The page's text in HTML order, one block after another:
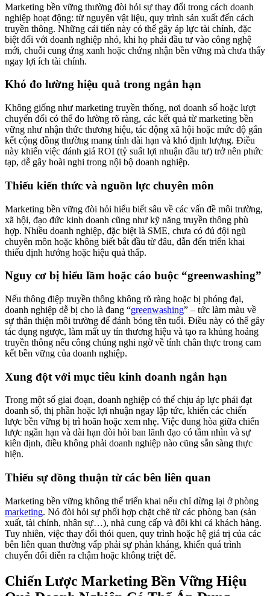
Marketing bền vững thường đòi hỏi sự thay đổi trong cách doanh
nghiệp hoạt động: từ nguyên vật liệu, quy trình sản xuất đến cách
truyền thông. Những cải tiến này có thể gây áp lực tài chính, đặc
biệt đối với doanh nghiệp nhỏ, khi họ phải đầu tư vào công nghệ
mới, chuỗi cung ứng xanh hoặc chứng nhận bền vững mà chưa thấy
ngay lợi ích tài chính.
Khó đo lường hiệu quả trong ngắn hạn
Không giống như marketing truyền thống, nơi doanh số hoặc lượt
chuyển đổi có thể đo lường rõ ràng, các kết quả từ marketing bền
vững như nhận thức thương hiệu, tác động xã hội hoặc mức độ gắn
kết cộng đồng thường mang tính dài hạn và khó định lượng. Điều
này khiến việc đánh giá ROI (tỷ suất lợi nhuận đầu tư) trở nên phức
tạp, dễ gây hoài nghi trong nội bộ doanh nghiệp.
Thiếu kiến thức và nguồn lực chuyên môn
Marketing bền vững đòi hỏi hiểu biết sâu về các vấn đề môi trường,
xã hội, đạo đức kinh doanh cũng như kỹ năng truyền thông phù
hợp. Nhiều doanh nghiệp, đặc biệt là SME, chưa có đủ đội ngũ
chuyên môn hoặc không biết bắt đầu từ đâu, dẫn đến triển khai
thiếu định hướng hoặc hiệu quả thấp.
Nguy cơ bị hiểu lầm hoặc cáo buộc “greenwashing”
Nếu thông điệp truyền thông không rõ ràng hoặc bị phóng đại,
doanh nghiệp dễ bị cho là đang “greenwashing” – tức làm màu về
sự thân thiện môi trường để đánh bóng tên tuổi. Điều này có thể gây
tác dụng ngược, làm mất uy tín thương hiệu và tạo ra khủng hoảng
truyền thông nếu công chúng nghi ngờ về tính chân thực trong cam
kết bền vững của doanh nghiệp.
Xung đột với mục tiêu kinh doanh ngắn hạn
Trong một số giai đoạn, doanh nghiệp có thể chịu áp lực phải đạt
doanh số, thị phần hoặc lợi nhuận ngay lập tức, khiến các chiến
lược bền vững bị trì hoãn hoặc xem nhẹ. Việc dung hòa giữa chiến
lược ngắn hạn và dài hạn đòi hỏi ban lãnh đạo có tầm nhìn và sự
kiên định, điều không phải doanh nghiệp nào cũng sẵn sàng thực
hiện.
Thiếu sự đồng thuận từ các bên liên quan
Marketing bền vững không thể triển khai nếu chỉ dừng lại ở phòng
marketing. Nó đòi hỏi sự phối hợp chặt chẽ từ các phòng ban (sản
xuất, tài chính, nhân sự…), nhà cung cấp và đôi khi cả khách hàng.
Tuy nhiên, việc thay đổi thói quen, quy trình hoặc hệ giá trị của các
bên liên quan thường vấp phải sự phản kháng, khiến quá trình
chuyển đổi diễn ra chậm hoặc không triệt để.
Chiến Lược Marketing Bền Vững Hiệu